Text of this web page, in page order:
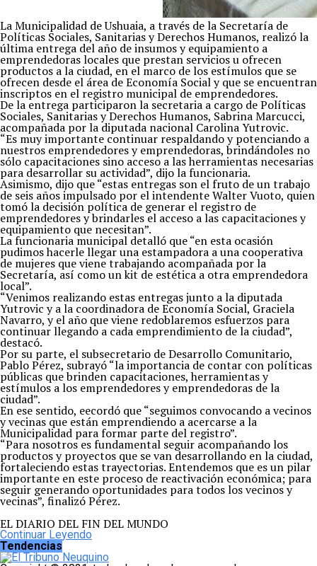
La Municipalidad de Ushuaia, a través de la Secretaría de
Políticas Sociales, Sanitarias y Derechos Humanos, realizó la
última entrega del año de insumos y equipamiento a
emprendedoras locales que prestan servicios u ofrecen
productos a la ciudad, en el marco de los estímulos que se
ofrecen desde el área de Economía Social y que se encuentran
inscriptos en el registro municipal de emprendedores.
De la entrega participaron la secretaria a cargo de Políticas
Sociales, Sanitarias y Derechos Humanos, Sabrina Marcucci,
acompañada por la diputada nacional Carolina Yutrovic.
“Es muy importante continuar respaldando y potenciando a
nuestros emprendedores y emprendedoras, brindándoles no
sólo capacitaciones sino acceso a las herramientas necesarias
para desarrollar su actividad”, dijo la funcionaria.
Asimismo, dijo que “estas entregas son el fruto de un trabajo
de seis años impulsado por el intendente Walter Vuoto, quien
tomó la decisión política de generar el registro de
emprendedores y brindarles el acceso a las capacitaciones y
equipamiento que necesitan”.
La funcionaria municipal detalló que “en esta ocasión
pudimos hacerle llegar una estampadora a una cooperativa
de mujeres que viene trabajando acompañada por la
Secretaría, así como un kit de estética a otra emprendedora
local”.
“Venimos realizando estas entregas junto a la diputada
Yutrovic y a la coordinadora de Economía Social, Graciela
Navarro, y el año que viene redoblaremos esfuerzos para
continuar llegando a cada emprendimiento de la ciudad”,
destacó.
Por su parte, el subsecretario de Desarrollo Comunitario,
Pablo Pérez, subrayó “la importancia de contar con políticas
públicas que brinden capacitaciones, herramientas y
estímulos a los emprendedores y emprendedoras de la
ciudad”.
En ese sentido, eecordó que “seguimos convocando a vecinos
y vecinas que están emprendiendo a acercarse a la
Municipalidad para formar parte del registro”.
“Para nosotros es fundamental seguir acompañando los
productos y proyectos que se van desarrollando en la ciudad,
fortaleciendo estas trayectorias. Entendemos que es un pilar
importante en este proceso de reactivación económica; para
seguir generando oportunidades para todos los vecinos y
vecinas”, finalizó Pérez.
EL DIARIO DEL FIN DEL MUNDO
Continuar Leyendo
Tendencias